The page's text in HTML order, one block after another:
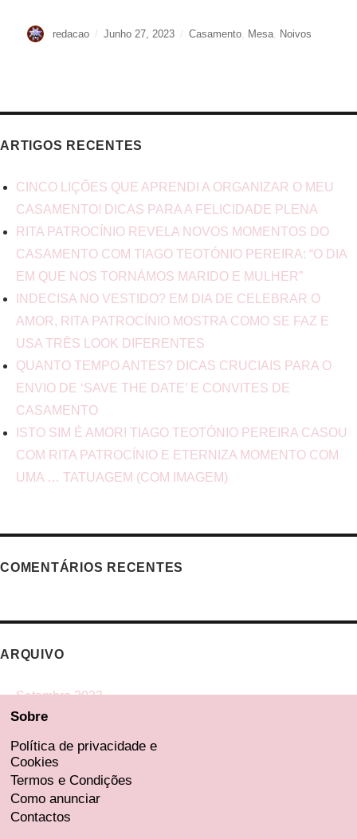
Autor
redacao
Publicado
Junho 27, 2023 Etiquetas
Casamento Mesa Noivos
ARTIGOS RECENTES
CINCO LIÇÕES QUE APRENDI A ORGANIZAR O MEU
CASAMENTO! DICAS PARA A FELICIDADE PLENA
RITA PATROCÍNIO REVELA NOVOS MOMENTOS DO
CASAMENTO COM TIAGO TEOTÓNIO PEREIRA: “O DIA
EM QUE NOS TORNÁMOS MARIDO E MULHER”
INDECISA NO VESTIDO? EM DIA DE CELEBRAR O
AMOR, RITA PATROCÍNIO MOSTRA COMO SE FAZ E
USA TRÊS LOOK DIFERENTES
QUANTO TEMPO ANTES? DICAS CRUCIAIS PARA O
ENVIO DE ‘SAVE THE DATE’ E CONVITES DE
CASAMENTO
ISTO SIM É AMOR! TIAGO TEOTÓNIO PEREIRA CASOU
COM RITA PATROCÍNIO E ETERNIZA MOMENTO COM
UMA … TATUAGEM (COM IMAGEM)
COMENTÁRIOS RECENTES
ARQUIVO
Setembro 2023
Agosto 2023
Julho 2023
Junho 2023
Maio 2023
Sobre
Política de privacidade e
Cookies
Termos e Condições
Como anunciar
Contactos